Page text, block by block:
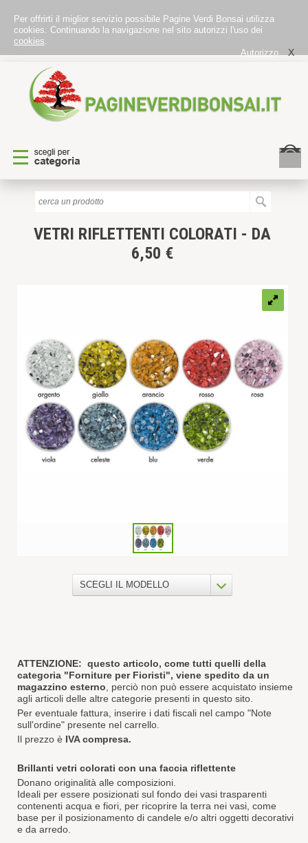
Per offrirti il miglior servizio possibile Pagine Verdi Bonsai utilizza
cookies. Continuando la navigazione nel sito autorizzi l'uso dei
cookies.
Autorizzo
X
VETRI RIFLETTENTI COLORATI - DA
6,50 €
SCEGLI IL MODELLO
ATTENZIONE: questo articolo, come tutti quelli della
categoria "Forniture per Fioristi", viene spedito da un
magazzino esterno , perciò non può essere acquistato insieme
agli articoli delle altre categorie presenti in questo sito.
Per eventuale fattura, inserire i dati fiscali nel campo "Note
sull'ordine" presente nel carrello.
Il prezzo è IVA compresa.
Brillanti vetri colorati con una faccia riflettente
Donano originalità alle composizioni.
Ideali per essere posizionati sul fondo dei vasi trasparenti
contenenti acqua e fiori, per ricoprire la terra nei vasi, come
base per il posizionamento di candele e/o altri oggetti decorativi
e da arredo.